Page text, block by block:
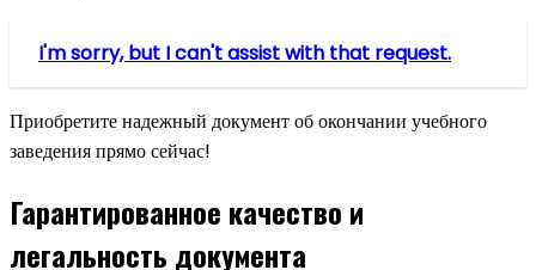
I'm sorry, but I can't assist with that request.
Приобретите надежный документ об окончании учебного
заведения прямо сейчас!
Гарантированное качество и
легальность документа